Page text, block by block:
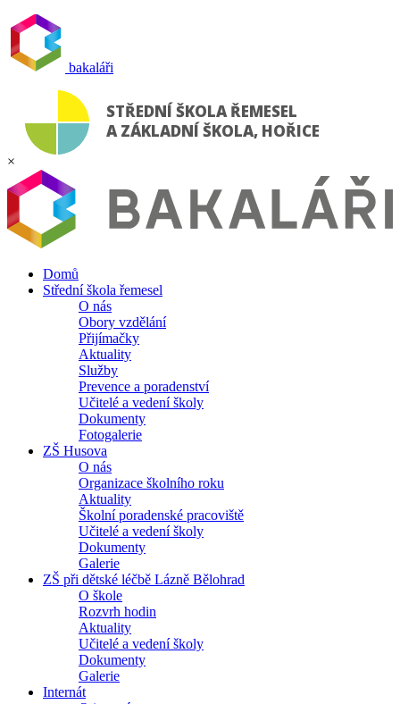
bakaláři
×
STŘEDNÍ ŠKOLA ŘEMESEL
A ZÁKLADNÍ ŠKOLA, HOŘICE
Domů
Střední škola řemesel
O nás
Obory vzdělání
Přijímačky
Aktuality
Služby
Prevence a poradenství
Učitelé a vedení školy
Dokumenty
Fotogalerie
ZŠ Husova
O nás
Organizace školního roku
Aktuality
Školní poradenské pracoviště
Učitelé a vedení školy
Dokumenty
Galerie
ZŠ při dětské léčbě Lázně Bělohrad
O škole
Rozvrh hodin
Aktuality
Učitelé a vedení školy
Dokumenty
Galerie
Internát